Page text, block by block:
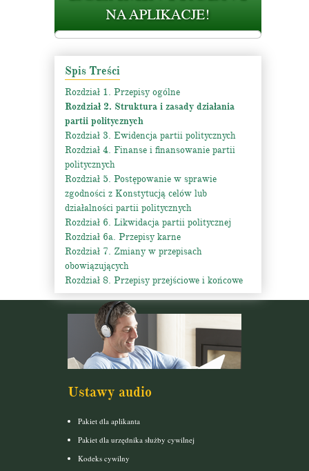
Spis Treści
Rozdział 1. Przepisy ogólne
Rozdział 2. Struktura i zasady działania
partii politycznych
Rozdział 3. Ewidencja partii politycznych
Rozdział 4. Finanse i finansowanie partii
politycznych
Rozdział 5. Postępowanie w sprawie
zgodności z Konstytucją celów lub
działalności partii politycznych
Rozdział 6. Likwidacja partii politycznej
Rozdział 6a. Przepisy karne
Rozdział 7. Zmiany w przepisach
obowiązujących
Rozdział 8. Przepisy przejściowe i końcowe
Ustawy audio
Pakiet dla aplikanta
Pakiet dla urzędnika służby cywilnej
Kodeks cywilny